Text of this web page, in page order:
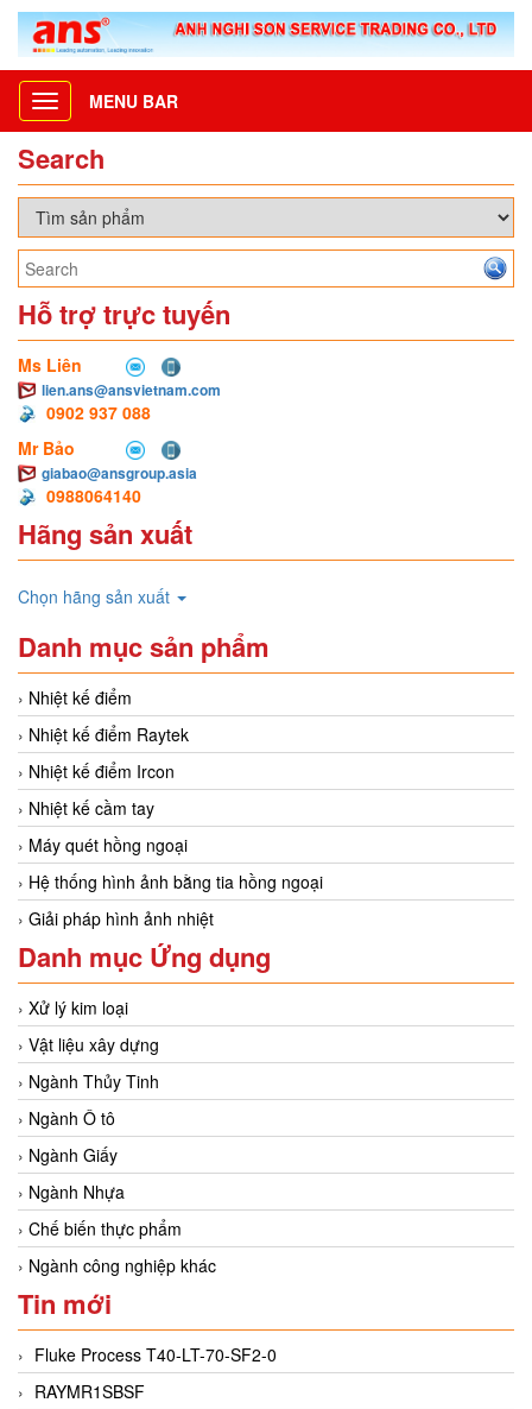
Toggle
navigation
MENU BAR
Search
Hỗ trợ trực tuyến
Ms Liên
lien.ans@ansvietnam.com
0902 937 088
Mr Bảo
giabao@ansgroup.asia
0988064140
Hãng sản xuất
Chọn hãng sản xuất
Danh mục sản phẩm
Nhiệt kế điểm
Nhiệt kế điểm Raytek
Nhiệt kế điểm Ircon
Nhiệt kế cầm tay
Máy quét hồng ngoại
Hệ thống hình ảnh bằng tia hồng ngoại
Giải pháp hình ảnh nhiệt
Danh mục Ứng dụng
Xử lý kim loại
Vật liệu xây dựng
Ngành Thủy Tinh
Ngành Ô tô
Ngành Giấy
Ngành Nhựa
Chế biến thực phẩm
Ngành công nghiệp khác
Tin mới
Fluke Process T40-LT-70-SF2-0
RAYMR1SBSF